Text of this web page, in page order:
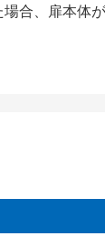
合、扉本体